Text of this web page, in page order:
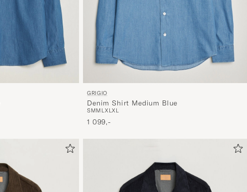
udvalg
til
dig.
GRIGIO
Denim Shirt Medium Blue
SMM LXLXL
1 099,-